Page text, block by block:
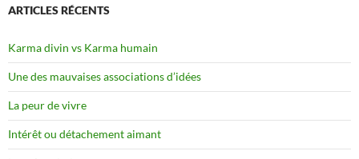
ARTICLES RÉCENTS
Karma divin vs Karma humain
Une des mauvaises associations d’idées
La peur de vivre
Intérêt ou détachement aimant